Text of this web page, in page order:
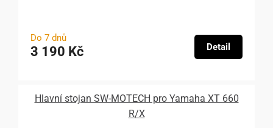
Do 7 dnů
3 190 Kč Detail
Hlavní stojan SW-MOTECH pro Yamaha XT 660
R/X